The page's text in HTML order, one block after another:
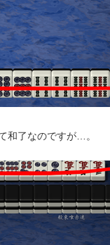
和了なのですが…。